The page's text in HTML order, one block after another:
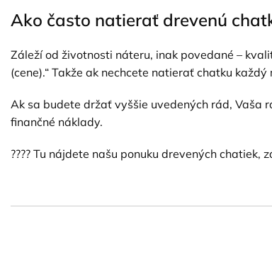
Ako často natierať drevenú
Záleží od životnosti náteru, inak povedané –
(cene).“ Takže ak nechcete natierať chatku
Ak sa budete držať vyššie uvedených rád, Vaša
finančné náklady.
???? Tu nájdete našu ponuku drevených